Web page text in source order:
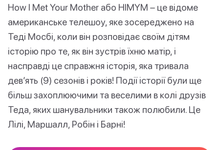
How I Met Your Mother або HIMYM – це відоме
американське телешоу, яке зосереджено на
Теді Мосбі, коли він розповідає своїм дітям
історію про те, як він зустрів їхню матір, і
насправді це справжня історія, яка тривала
дев’ять (9) сезонів і років! Події історії були ще
більш захоплюючими та веселими в колі друзів
Теда, яких шанувальники також полюбили. Це
Лілі, Маршалл, Робін і Барні!